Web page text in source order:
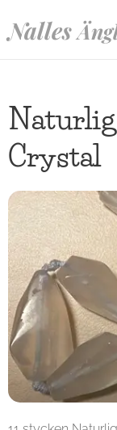
Nalles
Crystal